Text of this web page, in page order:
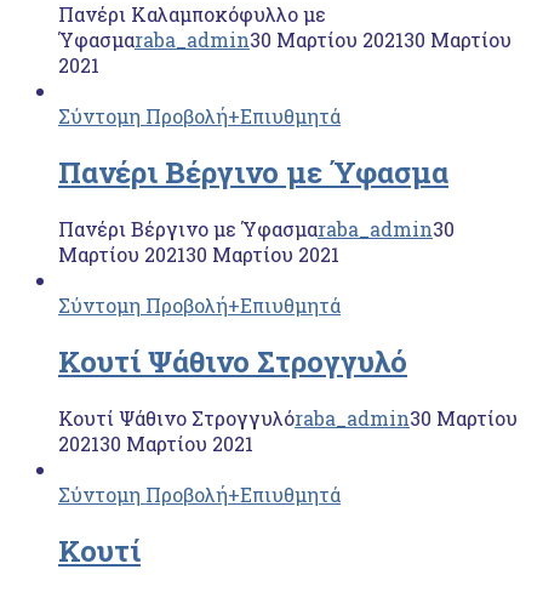
Πανέρι Καλαμποκόφυλλο με
Ύφασμαraba_admin30 Μαρτίου 202130 Μαρτίου
2021
Σύντομη Προβολή+Επιυθμητά
Πανέρι Βέργινο με Ύφασμα
Πανέρι Βέργινο με Ύφασμαraba_admin30
Μαρτίου 202130 Μαρτίου 2021
Σύντομη Προβολή+Επιυθμητά
Κουτί Ψάθινο Στρογγυλό
Κουτί Ψάθινο Στρογγυλόraba_admin30 Μαρτίου
202130 Μαρτίου 2021
Σύντομη Προβολή+Επιυθμητά
Κουτί